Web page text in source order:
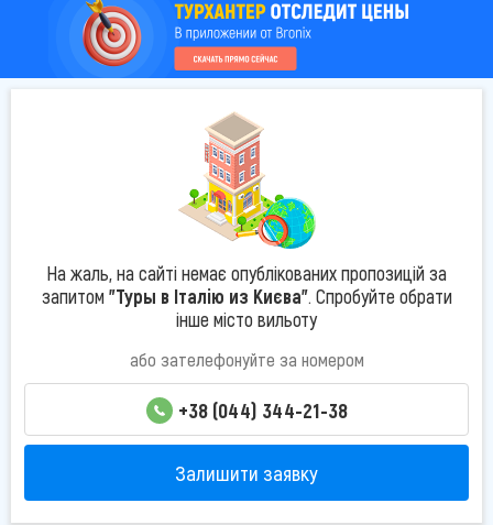
На жаль, на сайті немає опублікованих пропозицій за
запитом "Туры в Італію из Києва". Спробуйте обрати
інше місто вильоту
або зателефонуйте за номером
+38 (044) 344-21-38
Залишити заявку